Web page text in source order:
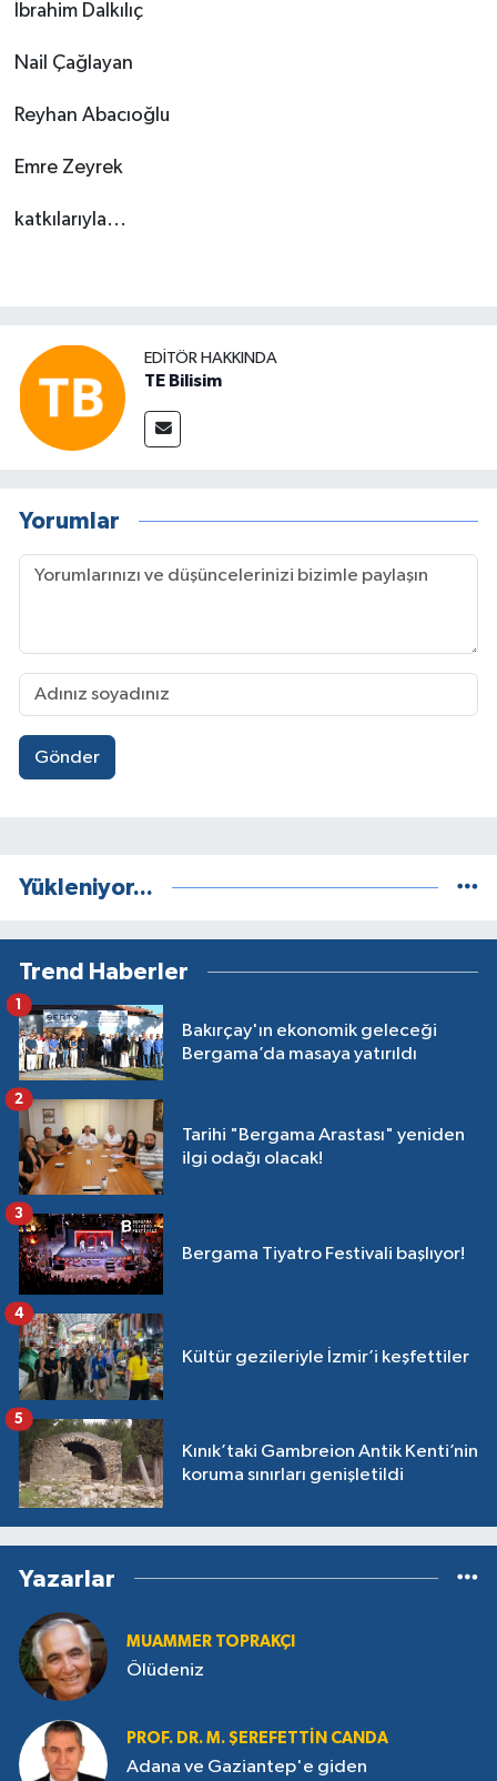
İbrahim Dalkılıç
Nail Çağlayan
Reyhan Abacıoğlu
Emre Zeyrek
katkılarıyla...
EDITÖR HAKKINDA
TE Bilisim
Yorumlar
Gönder
Yükleniyor...
Trend Haberler
Bakırçay'ın ekonomik geleceği
Bergama’da masaya yatırıldı
1
Tarihi "Bergama Arastası" yeniden
ilgi odağı olacak!
2
Bergama Tiyatro Festivali başlıyor!
3
Kültür gezileriyle İzmir’i keşfettiler
4
Kınık’taki Gambreion Antik Kenti’nin
koruma sınırları genişletildi
5
Yazarlar
MUAMMER TOPRAKÇI
Ölüdeniz
PROF. DR. M. ŞEREFETTIN CANDA
Adana ve Gaziantep'e giden